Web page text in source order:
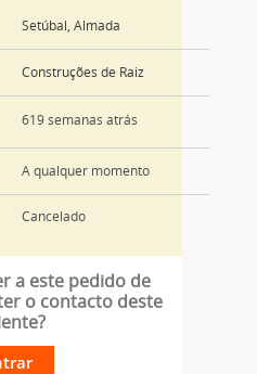
Setúbal, Almada
Construções de Raiz
619 semanas atrás
A qualquer momento
Cancelado
a este pedido de
o contacto deste